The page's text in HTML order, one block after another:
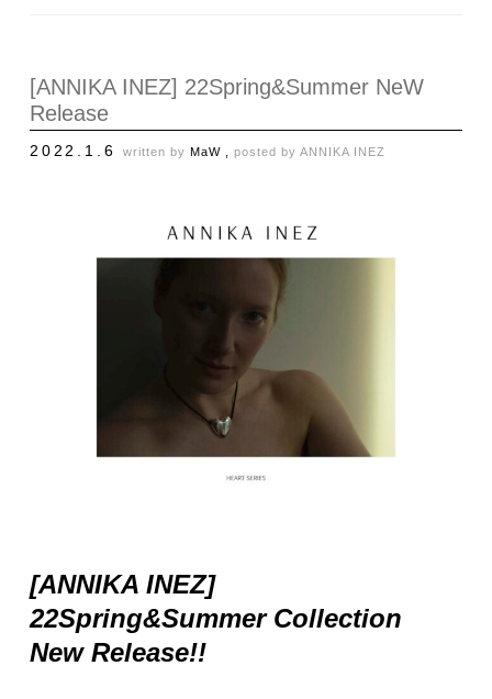
[ANNIKA INEZ] 22Spring&Summer NeW
Release
2022.1.6written byMaW ,posted byANNIKA INEZ
[ANNIKA INEZ]
22Spring&Summer Collection
New Release!!